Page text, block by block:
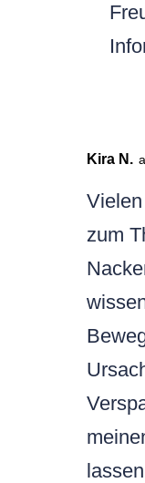
Kira N.
zum